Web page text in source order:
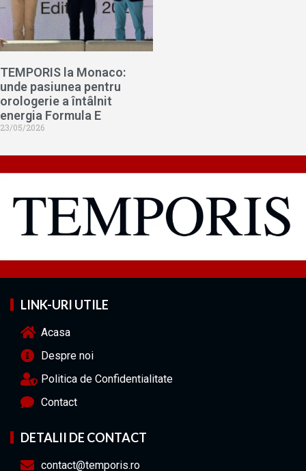
TEMPORIS la Monaco:
unde pasiunea pentru
orologerie a întâlnit
energia Formula E
23/05/2026
LINK-URI UTILE
Acasa
Despre noi
Politica de Confidentialitate
Contact
DETALII DE CONTACT
contact@temporis.ro